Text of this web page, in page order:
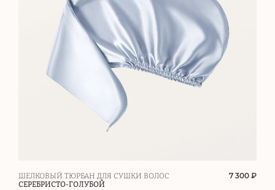
ШЕЛКОВЫЙ ТЮРБАН ДЛЯ СУШКИ ВОЛОС
СЕРЕБРИСТО-ГОЛУБОЙ
7 300 ₽